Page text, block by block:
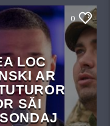
0
LOC
AR
SĂI